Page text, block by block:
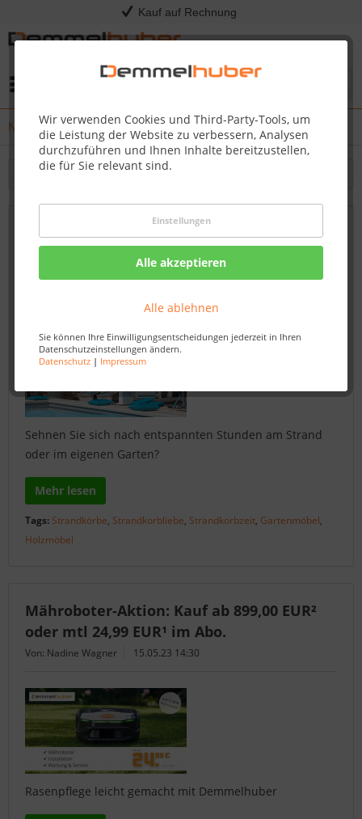
Kauf auf Rechnung
Wir verwenden Cookies und Third-Party-Tools, um
die Leistung der Website zu verbessern, Analysen
durchzuführen und Ihnen Inhalte bereitzustellen,
die für Sie relevant sind.
Einstellungen
Alle akzeptieren
Alle ablehnen
Sie können Ihre Einwilligungsentscheidungen jederzeit in Ihren
Datenschutzeinstellungen ändern.
Datenschutz| Impressum
News
Filtern
Neue Strandkörbe eingetroffen –
Entdecken Sie die Vielfalt bei
Demmelhuber
Sehnen Sie sich nach entspannten Stunden am Strand
oder im eigenen Garten?
Mehr lesen
Tags: Strandkörbe, Strandkorbliebe, Strandkorbzeit, Gartenmöbel,
Holzmöbel
Mähroboter-Aktion: Kauf ab 899,00 EUR²
oder mtl 24,99 EUR¹ im Abo.
Von: Nadine Wagner 15.05.23 14:30
Rasenpflege leicht gemacht mit Demmelhuber